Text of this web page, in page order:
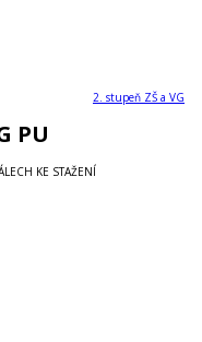
2. stupeň ZŠ a VG
PU
KE STAŽENÍ